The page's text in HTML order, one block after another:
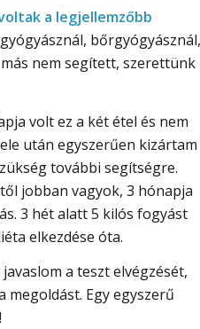
a legjellemzőbb
bőrgyógyásznál,
nem segített, szerettünk
volt ez a két étel és nem
után egyszerűen kizártam
további segítségre.
jobban vagyok, 3 hónapja
3 hét alatt 5 kilós fogyást
elkezdése óta.
a teszt elvégzését,
Egy egyszerű